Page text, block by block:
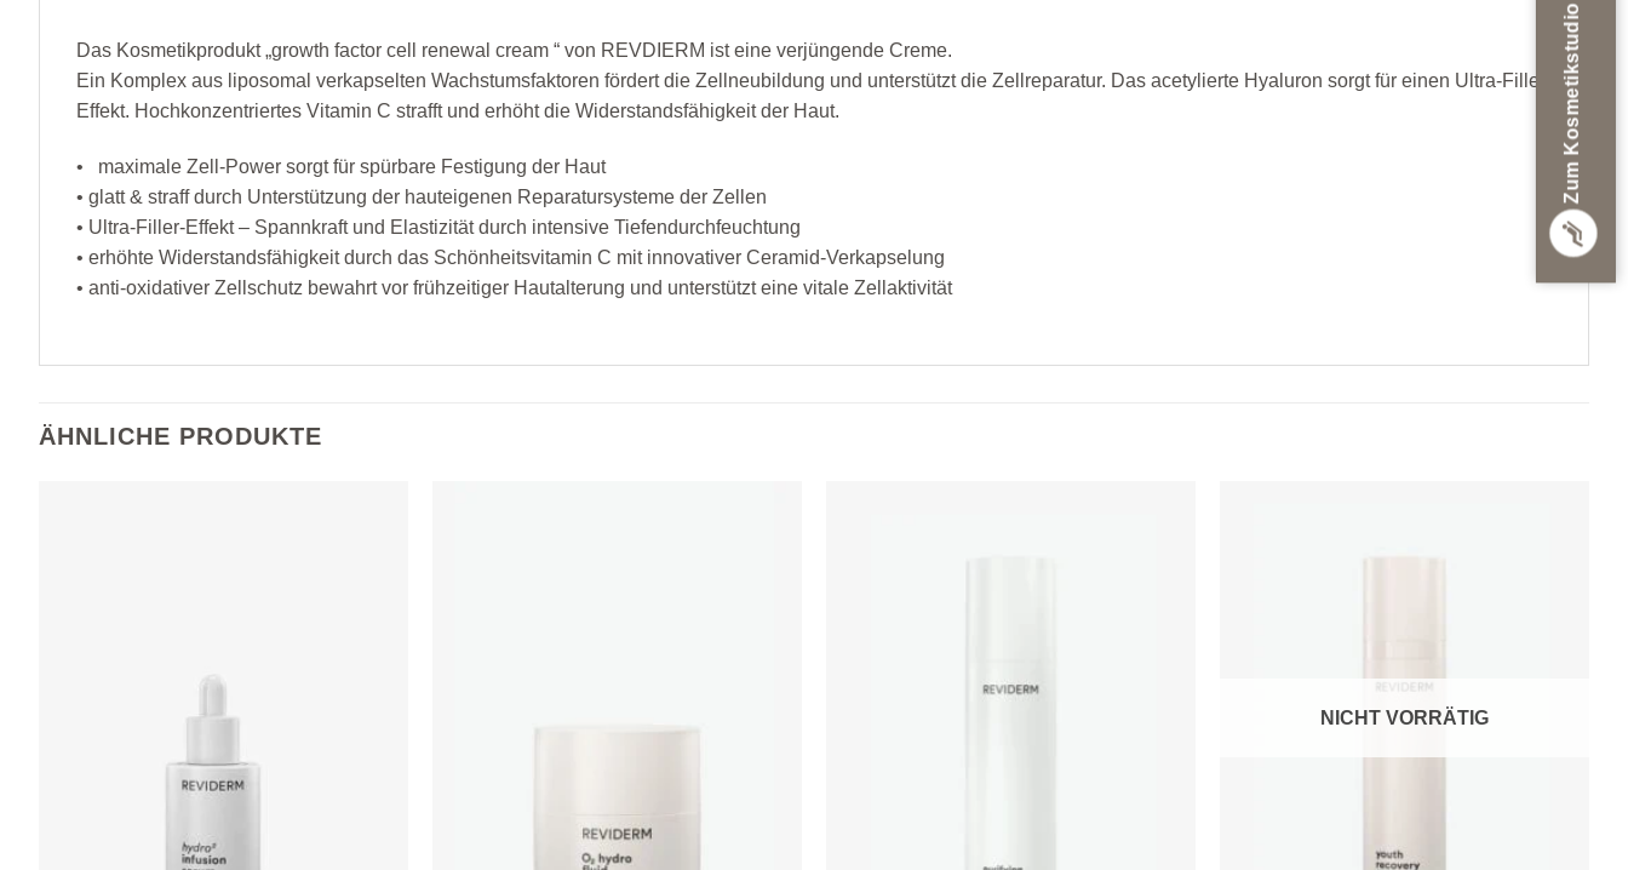
Das Kosmetikprodukt „growth factor cell renewal cream “ von REVDIERM ist eine verjüngende Creme.
Ein Komplex aus liposomal verkapselten Wachstumsfaktoren fördert die Zellneubildung und unterstützt die Zellreparatur. Das acetylierte Hyaluron sorgt für einen Ultra-Filler-
Effekt. Hochkonzentriertes Vitamin C strafft und erhöht die Widerstandsfähigkeit der Haut.
• maximale Zell-Power sorgt für spürbare Festigung der Haut
• glatt & straff durch Unterstützung der hauteigenen Reparatursysteme der Zellen
• Ultra-Filler-Effekt – Spannkraft und Elastizität durch intensive Tiefendurchfeuchtung
• erhöhte Widerstandsfähigkeit durch das Schönheitsvitamin C mit innovativer Ceramid-Verkapselung
• anti-oxidativer Zellschutz bewahrt vor frühzeitiger Hautalterung und unterstützt eine vitale Zellaktivität
ÄHNLICHE PRODUKTE
NICHT VORRÄTIG
Zum Kosmetikstudio